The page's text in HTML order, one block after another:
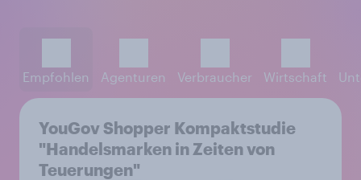
Empfohlen Agenturen Verbraucher Wirtschaft
YouGov Shopper Kompaktstudie
"Handelsmarken in Zeiten von
Teuerungen"